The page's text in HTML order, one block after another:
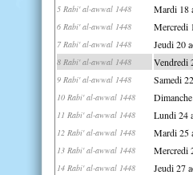
5 Rabi' al-awwal 1448 Mardi 18
6 Rabi' al-awwal 1448 Mercredi
7 Rabi' al-awwal 1448 Jeudi 20
8 Rabi' al-awwal 1448 Vendredi
9 Rabi' al-awwal 1448 Samedi
10 Rabi' al-awwal 1448
11 Rabi' al-awwal 1448 Lundi 24
12 Rabi' al-awwal 1448 Mardi 25
13 Rabi' al-awwal 1448 Mercredi
14 Rabi' al-awwal 1448 Jeudi 27